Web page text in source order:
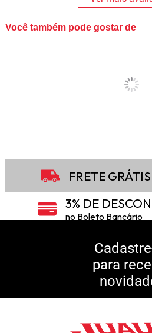
Você também pode gostar de
FRETE GRÁTIS
3% DE
no Boleto Bancário
5% DE
10% DE
Consulte
para